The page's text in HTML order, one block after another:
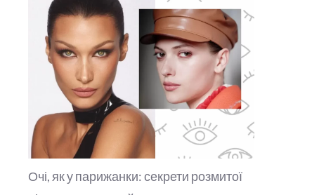
Очі, як у парижанки: секрети розмитої